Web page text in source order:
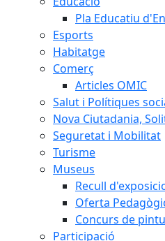
Pla Educatiu
Esports
Habitatge
Comerç
Articles OMIC
Salut i Polítiques
Nova Ciutadania,
Seguretat i Mobilitat
Turisme
Museus
Recull
Oferta
Concurs de
Participació